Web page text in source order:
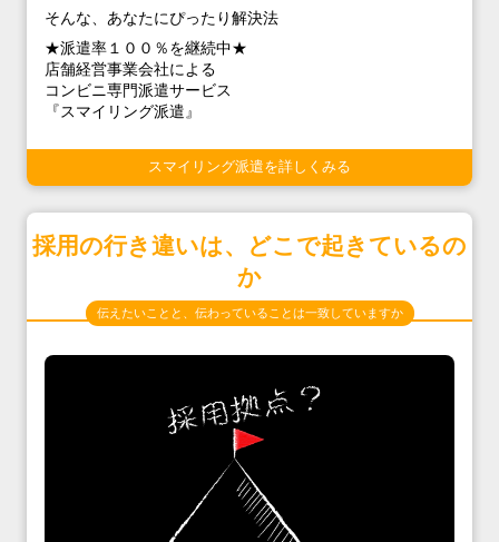
そんな、あなたにぴったり解決法
★派遣率１００％を継続中★
店舗経営事業会社による
コンビニ専門派遣サービス
『スマイリング派遣』
スマイリング派遣を詳しくみる
採用の行き違いは、どこで起きているの
か
伝えたいことと、伝わっていることは一致していますか